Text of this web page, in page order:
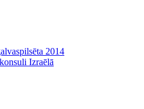
2014
Izraēlā